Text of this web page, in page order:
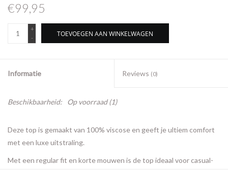
€99,95
+
-
TOEVOEGEN AAN WINKELWAGEN
Informatie Reviews (0)
Beschikbaarheid: Op voorraad(1)
Deze top is gemaakt van 100% viscose en geeft je ultiem comfort
met een luxe uitstraling.
Met een regular fit en korte mouwen is de top ideaal voor casual-